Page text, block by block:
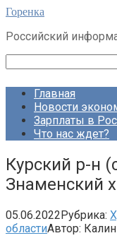
Перейти
контенту
Горенка
Российский
Главная
Новости
Зарплаты в
Что нас ждет?
Курский р-н
Знаменский
05.06.2022Рубрика:
областиАвтор: